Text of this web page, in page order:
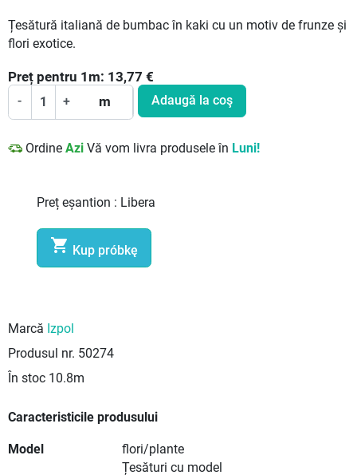
Țesătură italiană de bumbac în kaki cu un motiv de frunze și
flori exotice.
Preț pentru 1 m: 13,77 €
- + m Adaugă la coş
Ordine Azi Vă vom livra produsele în Luni!
Preț eșantion : Libera
 Kup próbkę
Marcă Izpol
Produsul nr. 50274
În stoc 10.8m
Caracteristicile produsului
Model
flori/plante
Țesături cu model